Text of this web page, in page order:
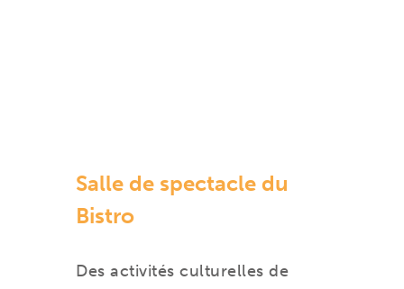
Salle de spectacle du
Bistro
Des activités culturelles de